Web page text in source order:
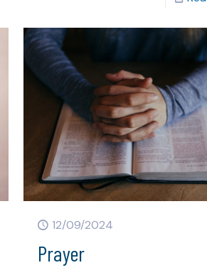
12/09/2024
Prayer